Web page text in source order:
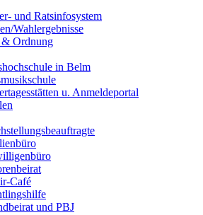
und Ratsinfosystem
Wahlergebnisse
Ordnung
in Belm
u. Anmeldeportal
Café
und PBJ